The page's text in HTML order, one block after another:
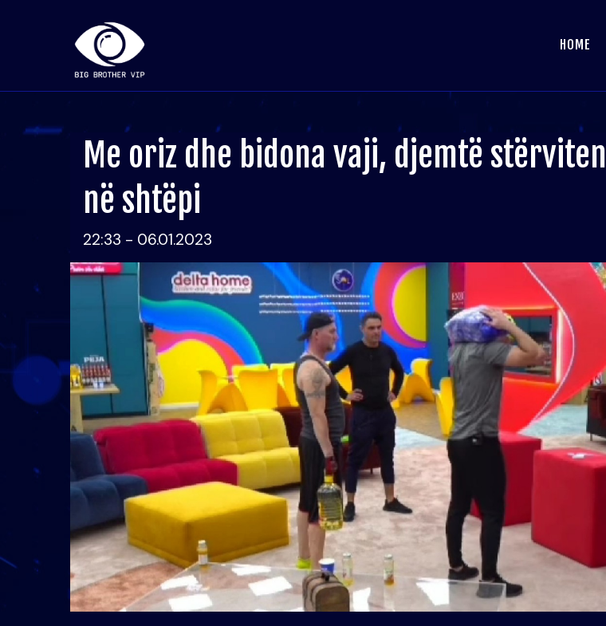
HOME
Me oriz dhe bidona vaji, djemtë stërviten
në shtëpi
22:33 - 06.01.2023